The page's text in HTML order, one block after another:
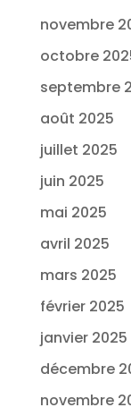
novembre
octobre
septembre
août 2025
juillet 2025
juin 2025
mai 2025
avril 2025
mars 2025
février 2025
janvier 2025
décembre
novembre